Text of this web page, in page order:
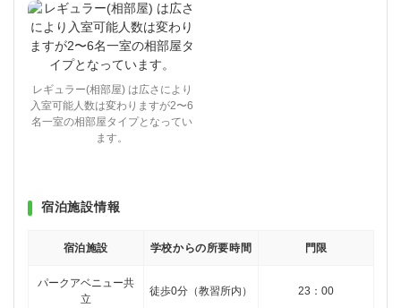
大型車+大型特殊
大型車+けん引
大型特殊+けん引
免許の行政処分と再取得について
取り消し処分を受けた方の再取得
初心運転者の処分と再試験
レギュラー(相部屋) は広さにより
入室可能人数は変わりますが2〜6
名一室の相部屋タイプとなってい
ます。
宿泊施設情報
宿泊施設
パークアベニュー共
立
学校からの所要時間
徒歩0分（教習所内）
門限
23：00